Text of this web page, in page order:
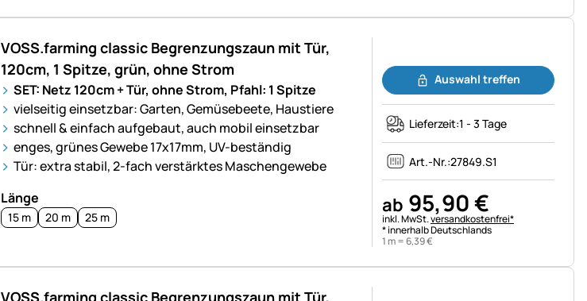
VOSS.farming classic Begrenzungszaun mit Tür,
120cm, 1 Spitze, grün, ohne Strom
SET: Netz 120cm + Tür, ohne Strom, Pfahl: 1 Spitze
vielseitig einsetzbar: Garten, Gemüsebeete, Haustiere
schnell & einfach aufgebaut, auch mobil einsetzbar
enges, grünes Gewebe 17x17mm, UV-beständig
Tür: extra stabil, 2-fach verstärktes Maschengewebe
Länge
15 m 20 m 25 m
Auswahl treffen
Lieferzeit:1 - 3 Tage
Art.-Nr.:27849.S1
ab 95,90€
Steuerhinweis:
inkl. MwSt.versandkostenfrei*
* innerhalb Deutschlands
1 m = 6,39€